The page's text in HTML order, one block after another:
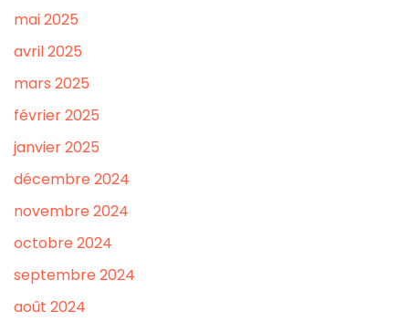
mai 2025
avril 2025
mars 2025
février 2025
janvier 2025
décembre 2024
novembre 2024
octobre 2024
septembre 2024
août 2024